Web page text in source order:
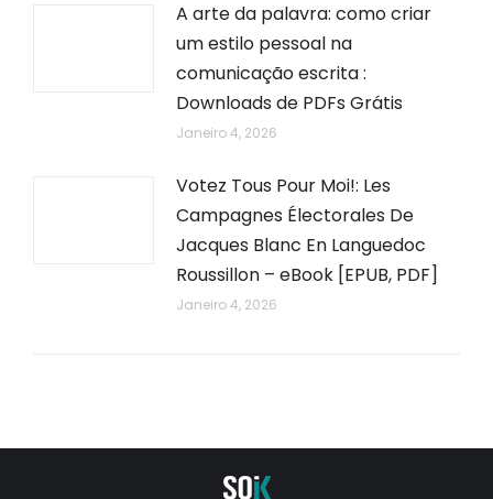
A arte da palavra: como criar
um estilo pessoal na
comunicação escrita :
Downloads de PDFs Grátis
Janeiro 4, 2026
Votez Tous Pour Moi!: Les
Campagnes Électorales De
Jacques Blanc En Languedoc
Roussillon – eBook [EPUB, PDF]
Janeiro 4, 2026